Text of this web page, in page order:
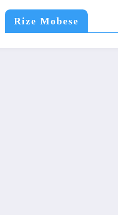
Rize Mobese